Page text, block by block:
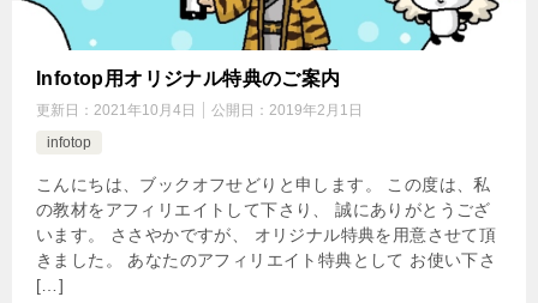
Infotop用オリジナル特典のご案内
更新日： 2021年10月4日 公開日： 2019年2月1日
infotop
こんにちは、ブックオフせどりと申します。 この度は、私
の教材をアフィリエイトして下さり、 誠にありがとうござ
います。 ささやかですが、 オリジナル特典を用意させて頂
きました。 あなたのアフィリエイト特典として お使い下さ
[…]